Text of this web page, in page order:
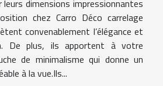
leurs dimensions impressionnantes
chez Carro Déco carrelage
convenablement l’élégance et
De plus, ils apportent à votre
de minimalisme qui donne un
à la vue.Ils...